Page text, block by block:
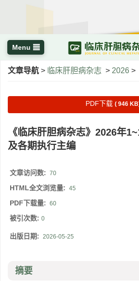
Menu
文章导航 > 临床肝胆病杂志 > 2026 >
PDF下载 ( 946
《临床肝胆病杂志》2026年
及各期执行主编
文章访问数: 70
HTML全文浏览量: 45
PDF下载量: 60
被引次数: 0
出版日期: 2026-05-25
摘要